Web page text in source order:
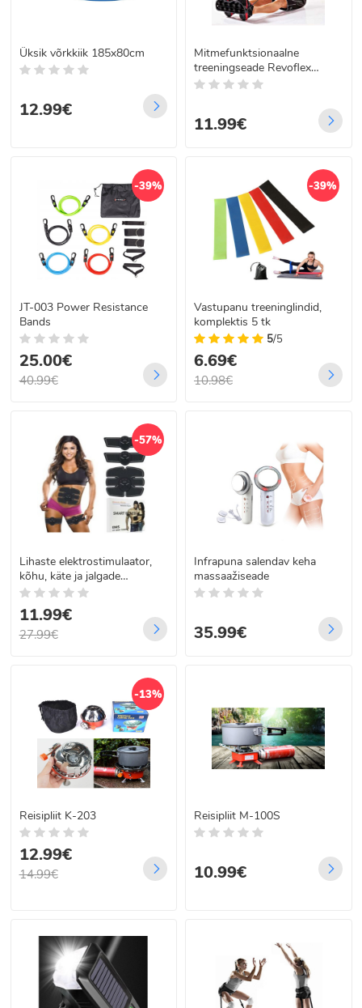
Üksik võrkkiik 185x80cm
12.99€
Mitmefunktsionaalne
treeningseade Revoflex
Xtreme
11.99€
-39%
JT-003 Power Resistance
Bands
25.00€
40.99€
-39%
Vastupanu treeninglindid,
komplektis 5 tk
5/5
6.69€
10.98€
-57%
Lihaste elektrostimulaator,
kõhu, käte ja jalgade
treeningseade
11.99€
27.99€
Infrapuna salendav keha
massaažiseade
35.99€
-13%
Reisipliit K-203
12.99€
14.99€
Reisipliit M-100S
10.99€